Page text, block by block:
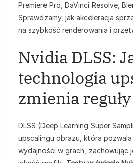
Premiere Pro, DaVinci Resolve,
Sprawdzamy, jak akceleracja
na szybkość renderowania i
Nvidia DLSS:
technologia
zmienia
DLSS (Deep Learning Super
upscalingu obrazu, która
wydajności w grach, zachowując